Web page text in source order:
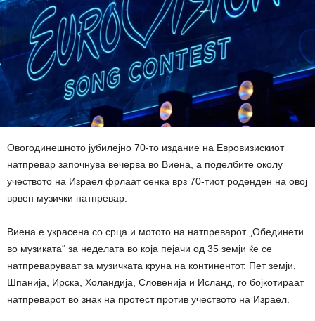
Овогодинешното јубилејно 70-то издание на Евровизискиот
натпревар започнува вечерва во Виена, а поделбите околу
учеството на Израел фрлаат сенка врз 70-тиот роденден на овој
врвен музички натпревар.
Виена е украсена со срца и мотото на натпреварот „Обединети
во музиката“ за неделата во која пејачи од 35 земји ќе се
натпреваруваат за музичката круна на континентот. Пет земји,
Шпанија, Ирска, Холандија, Словенија и Исланд, го бојкотираат
натпреварот во знак на протест против учеството на Израел.